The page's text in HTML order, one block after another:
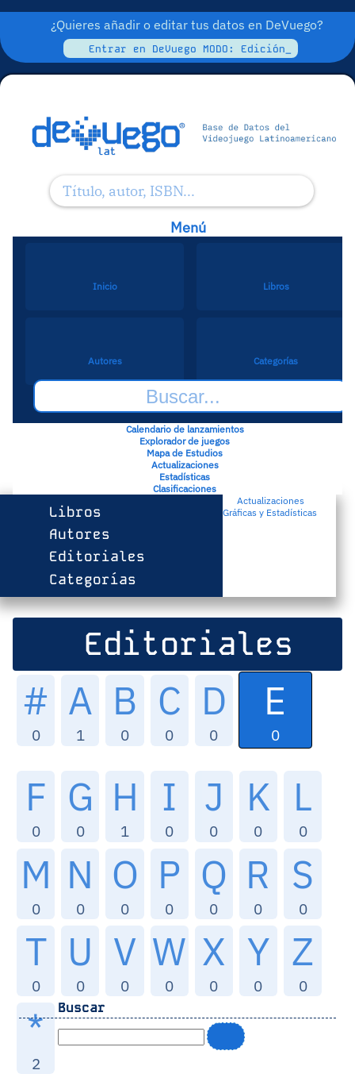
¿Quieres añadir o editar tus datos en DeVuego?
Entrar en DeVuego MODO: Edición_
Menú
Inicio Libros
Autores Categorías
Calendario de lanzamientos
Explorador de juegos
Mapa de Estudios
Actualizaciones
Estadísticas
Clasificaciones
Libros
Autores
Editoriales
Categorías
Actualizaciones
Gráficas y Estadísticas
Editoriales
#
0
A
1
B
0
C
0
D
0
E
0
F
0
G
0
H
1
I
0
J
0
K
0
L
0
M
0
N
0
O
0
P
0
Q
0
R
0
S
0
T
0
U
0
V
0
W
0
X
0
Y
0
Z
0
*
2
Buscar